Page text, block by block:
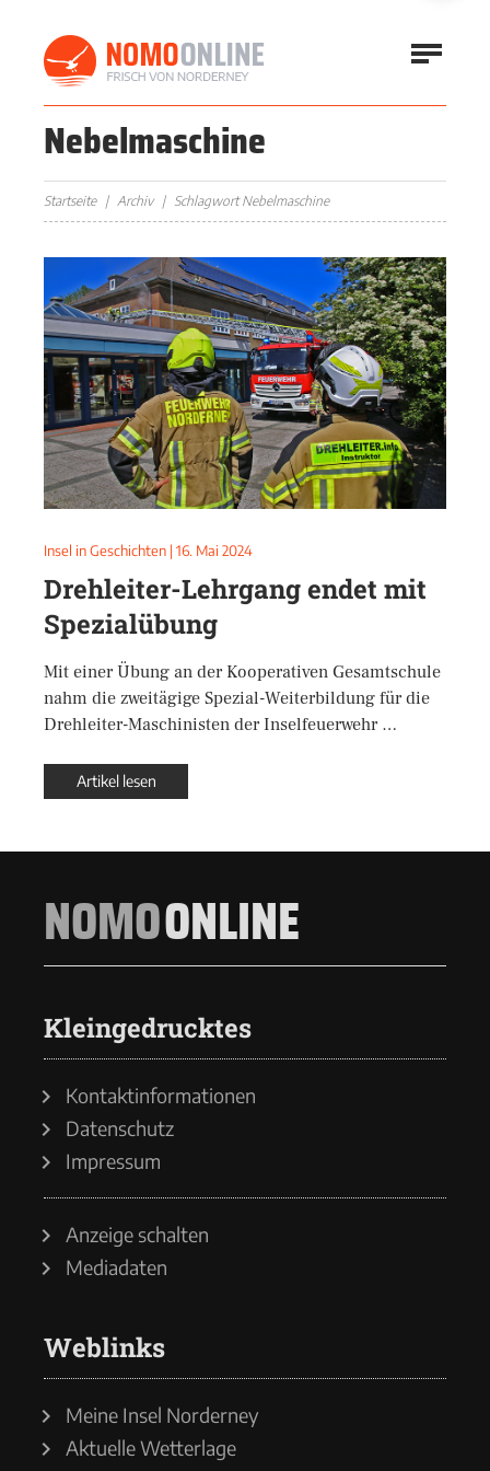
Nebelmaschine
Startseite Archiv Schlagwort Nebelmaschine
Insel in Geschichten | 16. Mai 2024
Drehleiter-Lehrgang endet mit
Spezialübung
Mit einer Übung an der Kooperativen Gesamtschule
nahm die zweitägige Spezial-Weiterbildung für die
Drehleiter-Maschinisten der Inselfeuerwehr …
Artikel lesen
NOMOONLINE
Kleingedrucktes
Kontaktinformationen
Datenschutz
Impressum
Anzeige schalten
Mediadaten
Weblinks
Meine Insel Norderney
Aktuelle Wetterlage